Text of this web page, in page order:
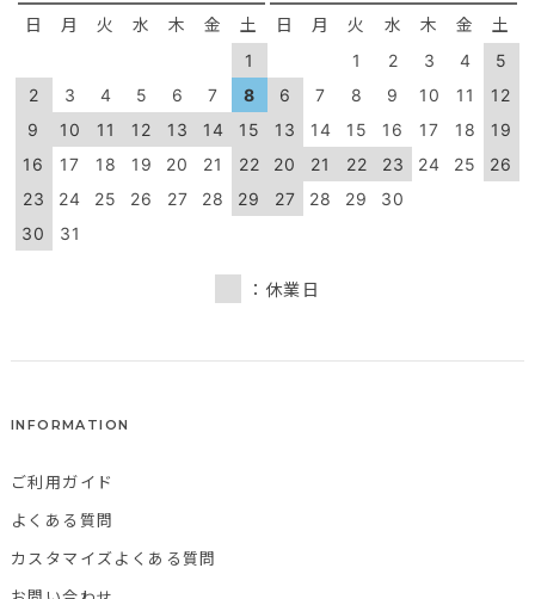
日 月 火 水 木 金 土
1
2
3 4 5 6 7
8
9
10 11 12 13 14
15
16
17 18 19 20 21
22
23
24 25 26 27 28
29
30
31
日 月 火 水 木 金 土
1 2 3 4
5
6
7 8 9 10 11
12
13
14 15 16 17 18
19
20
21 22 23 24 25
26
27
28 29 30
：休業日
INFORMATION
ご利用ガイド
よくある質問
カスタマイズよくある質問